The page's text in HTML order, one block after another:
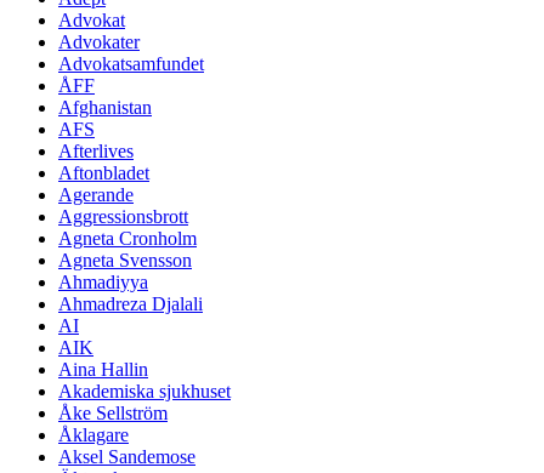
Advokat
Advokater
Advokatsamfundet
ÅFF
Afghanistan
AFS
Afterlives
Aftonbladet
Agerande
Aggressionsbrott
Agneta Cronholm
Agneta Svensson
Ahmadiyya
Ahmadreza Djalali
AI
AIK
Aina Hallin
Akademiska sjukhuset
Åke Sellström
Åklagare
Aksel Sandemose